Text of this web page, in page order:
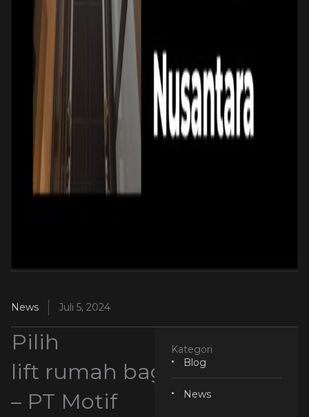
News Juli 5, 2024
Pilih
lift rumah bagus
– PT Motif
Kategori
Blog
News